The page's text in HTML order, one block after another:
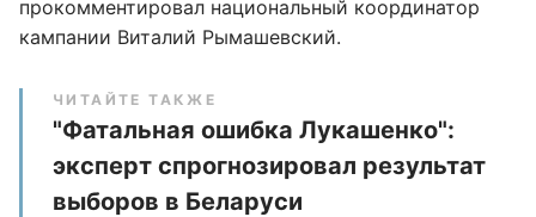
прокомментировал национальный координатор
кампании Виталий Рымашевский.
ЧИТАЙТЕ ТАКЖЕ
"Фатальная ошибка Лукашенко":
эксперт спрогнозировал результат
выборов в Беларуси